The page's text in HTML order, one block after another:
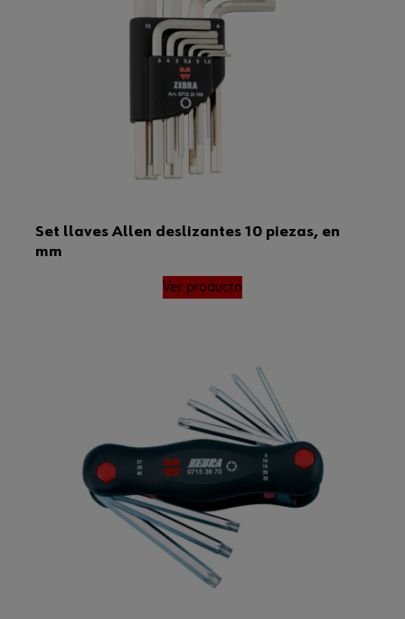
Set llaves Allen deslizantes 10 piezas, en
mm
Ver producto